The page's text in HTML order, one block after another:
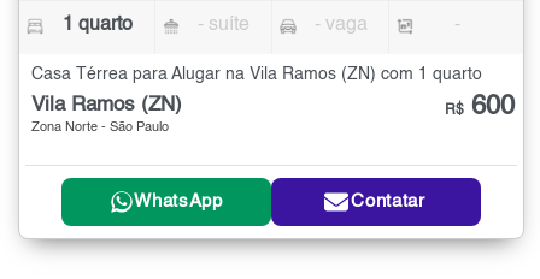
1 quarto - suíte - vaga -
Casa Térrea para Alugar na Vila Ramos (ZN) com 1 quarto
Vila Ramos (ZN)
Zona Norte - São Paulo
R$ 600
WhatsApp Contatar